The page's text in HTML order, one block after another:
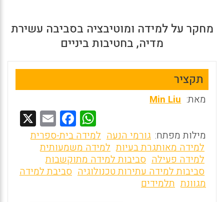
מחקר על למידה ומוטיבציה בסביבה עשירת
מדיה, בחטיבות ביניים
תקציר
מאת: Min Liu
W
h
at
s
A
F
a
ce
b
o
E
m
ai
l
מילות מפתח: גורמי הנעה למידה בית-ספרית
למידה מאותגרת בעיות למידה משמעותית
למידה פעילה סביבות למידה מתוקשבות
סביבות למידה עתירות טכנולוגיה סביבת למידה
מגוונת תלמידים